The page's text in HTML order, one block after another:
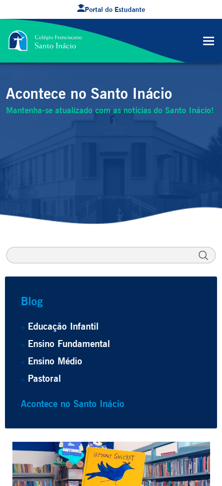
Portal do Estudante
Acontece no Santo Inácio
Mantenha-se atualizado com as notícias do Santo Inácio!
Blog
Educação Infantil
Ensino Fundamental
Ensino Médio
Pastoral
Acontece no Santo Inácio